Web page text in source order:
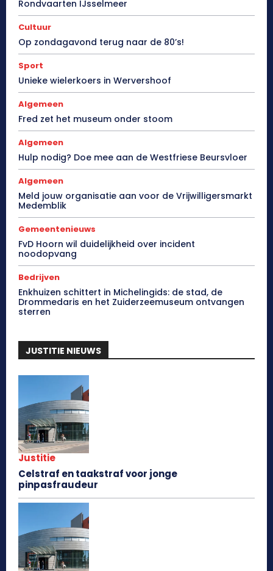
Rondvaarten IJsselmeer
Cultuur
Op zondagavond terug naar de 80’s!
Sport
Unieke wielerkoers in Wervershoof
Algemeen
Fred zet het museum onder stoom
Algemeen
Hulp nodig? Doe mee aan de Westfriese Beursvloer
Algemeen
Meld jouw organisatie aan voor de Vrijwilligersmarkt
Medemblik
Gemeentenieuws
FvD Hoorn wil duidelijkheid over incident
noodopvang
Bedrijven
Enkhuizen schittert in Michelingids: de stad, de
Drommedaris en het Zuiderzeemuseum ontvangen
sterren
JUSTITIE NIEUWS
Justitie
Celstraf en taakstraf voor jonge
pinpasfraudeur